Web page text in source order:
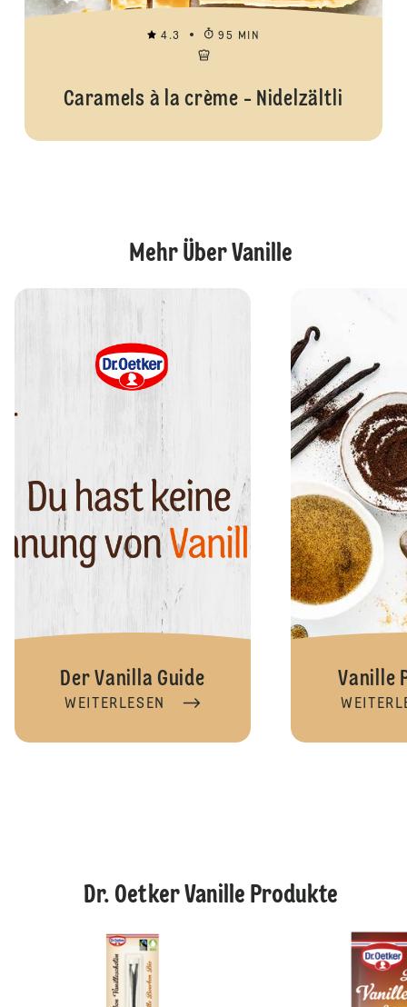
4.3 95 MIN
Caramels à la crème - Nidelzältli
Mehr Über Vanille
Der Vanilla Guide
WEITERLESEN
Vanille
Dr. Oetker Vanille Produkte